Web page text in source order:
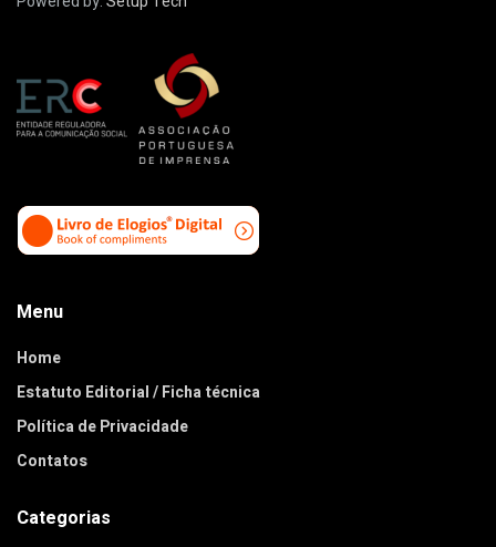
Menu
Home
Estatuto Editorial / Ficha técnica
Política de Privacidade
Contatos
Categorias